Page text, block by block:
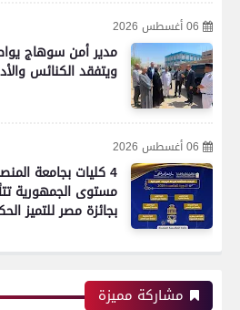
06 أغسطس 2026
مدير أمن سوهاج
ويتفقد الكنائس
06 أغسطس 2026
مستوى الجمهورية
بجائزة مصر للتميز
مشاركة مميزة